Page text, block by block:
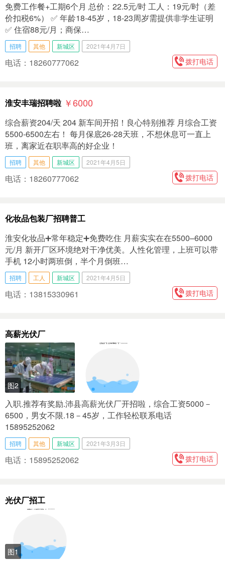
免费工作餐+工期6个月 总价：22.5元/时 工人：19元/时（差
价扣税6%） ✅ 年龄18-45岁，18-23周岁需提供非学生证明
✅ 住宿88元/月；商保…
招聘 其他 新城区 2021年4月7日
电话：18260777062 拨打电话
淮安丰瑞招聘啦 ￥6000
综合薪资204/天 204 新车间开招！良心特别推荐 月综合工资
5500-6500左右！ 每月保底26-28天班，不想休息可一直上
班，离家近在职率高的好企业！
招聘 其他 新城区 2021年4月5日
电话：18260777062 拨打电话
化妆品包装厂招聘普工
淮安化妆品➕常年稳定➕免费吃住 月薪实实在在5500–6000
元/月 新开厂区环境绝对干净优美。人性化管理，上班可以带
手机 12小时两班倒，半个月倒班…
招聘 工人 新城区 2021年4月5日
电话：13815330961 拨打电话
高薪光伏厂
图2
入职.推荐有奖励.沛县高薪光伏厂开招啦，综合工资5000－
6500，男女不限.18－45岁，工作轻松联系电话
15895252062
招聘 其他 新城区 2021年3月3日
电话：15895252062 拨打电话
光伏厂招工
图1